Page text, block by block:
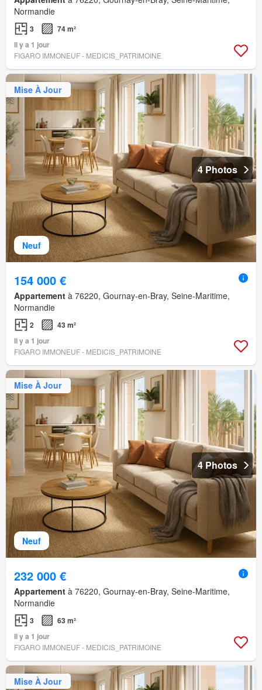
Normandie
3
74 m²
Il y a 1 jour
FIGARO IMMONEUF - MEDICIS_PATRIMOINE
Neuf
Mise À Jour
4 Photos
154 000 €
Appartement à 76220, Gournay-en-Bray, Seine-Maritime,
Normandie
2
43 m²
Il y a 1 jour
FIGARO IMMONEUF - MEDICIS_PATRIMOINE
Neuf
Mise À Jour
4 Photos
232 000 €
Appartement à 76220, Gournay-en-Bray, Seine-Maritime,
Normandie
3
63 m²
Il y a 1 jour
FIGARO IMMONEUF - MEDICIS_PATRIMOINE
Mise À Jour